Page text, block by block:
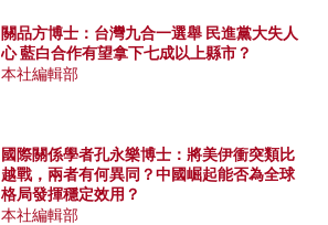
關品方博士：台灣九合一選舉 民進黨大失人
心 藍白合作有望拿下七成以上縣市？
本社編輯部
國際關係學者孔永樂博士：將美伊衝突類比
越戰，兩者有何異同？中國崛起能否為全球
格局發揮穩定效用？
本社編輯部